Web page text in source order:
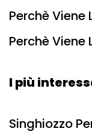
Perchè Viene
Perchè Viene
I più
Singhiozzo